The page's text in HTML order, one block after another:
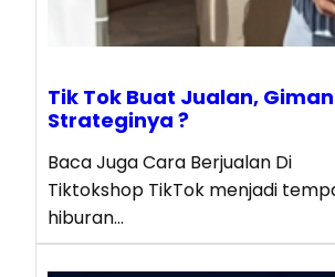
Tik Tok Buat Jualan,
Strateginya ?
Baca Juga Cara Berjualan Di
Tiktokshop TikTok menjadi
hiburan…